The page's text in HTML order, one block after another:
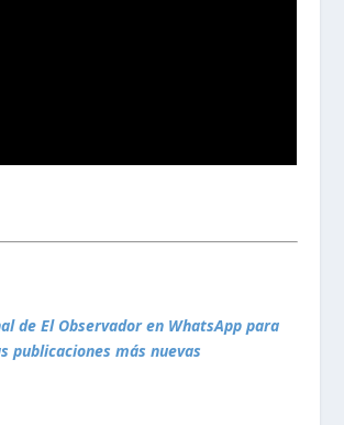
de El Observador en WhatsApp para
publicaciones más nuevas